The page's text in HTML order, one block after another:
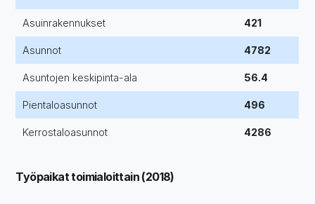
Asuinrakennukset 421
Asunnot 4782
Asuntojen keskipinta-ala 56.4
Pientaloasunnot 496
Kerrostaloasunnot 4286
Työpaikat toimialoittain (2018)